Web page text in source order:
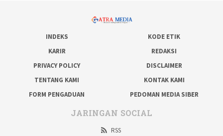
INDEKS
KODE ETIK
KARIR
REDAKSI
PRIVACY POLICY
DISCLAIMER
TENTANG KAMI
KONTAK KAMI
FORM PENGADUAN
PEDOMAN MEDIA SIBER
JARINGAN SOCIAL
RSS